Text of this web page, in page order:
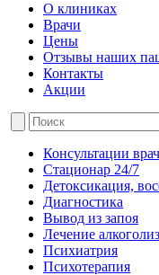
О клиниках
Врачи
Цены
Отзывы наших
Контакты
Акции
Консультации
Стационар 24/7
Детоксикация,
Диагностика
Вывод из запоя
Лечение
Психиатрия
Психотерапия